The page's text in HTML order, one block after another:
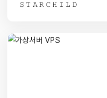
𝚂 𝚃 𝙰 𝚁 𝙲 𝙷 𝙸 𝙻 𝙳